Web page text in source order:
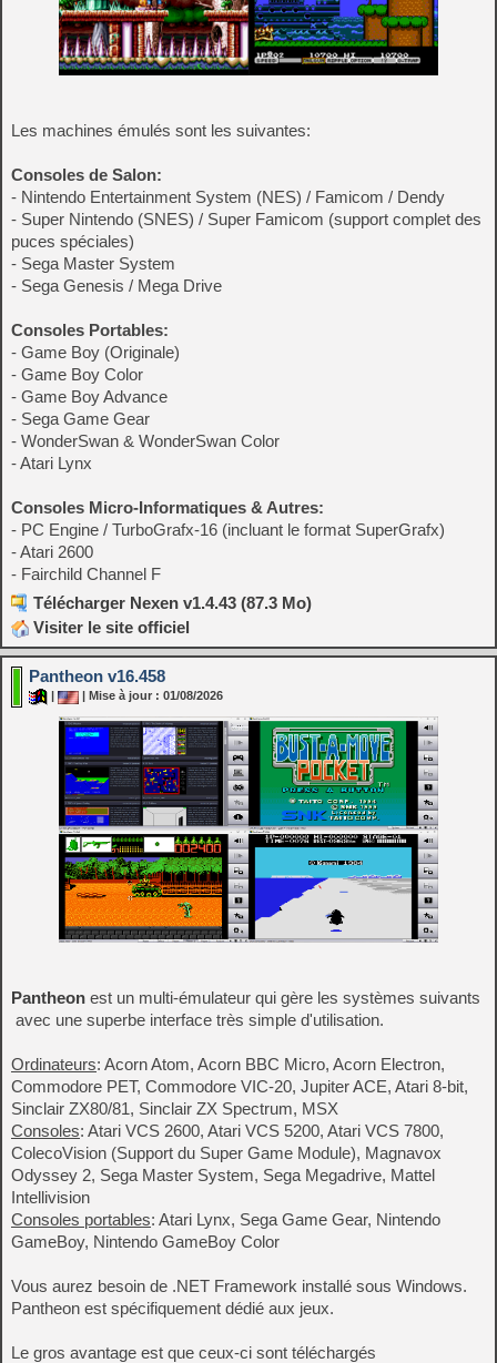
Les machines émulés sont les suivantes:
Consoles de Salon:
- Nintendo Entertainment System (NES) / Famicom / Dendy
- Super Nintendo (SNES) / Super Famicom (support complet des
puces spéciales)
- Sega Master System
- Sega Genesis / Mega Drive
Consoles Portables:
- Game Boy (Originale)
- Game Boy Color
- Game Boy Advance
- Sega Game Gear
- WonderSwan & WonderSwan Color
- Atari Lynx
Consoles Micro-Informatiques & Autres:
- PC Engine / TurboGrafx-16 (incluant le format SuperGrafx)
- Atari 2600
- Fairchild Channel F
Télécharger Nexen v1.4.43 (87.3 Mo)
Visiter le site officiel
Pantheon v16.458
| Mise à jour : 01/08/2026
Pantheon est un multi-émulateur qui gère les systèmes suivants
avec une superbe interface très simple d'utilisation.
Ordinateurs: Acorn Atom, Acorn BBC Micro, Acorn Electron,
Commodore PET, Commodore VIC-20, Jupiter ACE, Atari 8-bit,
Sinclair ZX80/81, Sinclair ZX Spectrum, MSX
Consoles: Atari VCS 2600, Atari VCS 5200, Atari VCS 7800,
ColecoVision (Support du Super Game Module), Magnavox
Odyssey 2, Sega Master System, Sega Megadrive, Mattel
Intellivision
Consoles portables: Atari Lynx, Sega Game Gear, Nintendo
GameBoy, Nintendo GameBoy Color
Vous aurez besoin de .NET Framework installé sous Windows.
Pantheon est spécifiquement dédié aux jeux.
Le gros avantage est que ceux-ci sont téléchargés